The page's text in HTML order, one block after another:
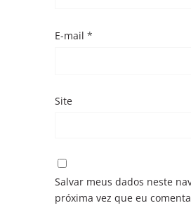
E-mail *
Site
Salvar meus dados neste
próxima vez que eu